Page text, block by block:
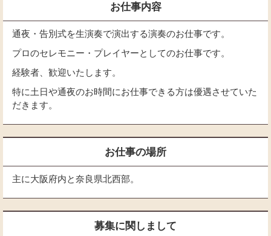
お仕事内容
通夜・告別式を生演奏で演出する演奏のお仕事です。
プロのセレモニー・プレイヤーとしてのお仕事です。
経験者、歓迎いたします。
特に土日や通夜のお時間にお仕事できる方は優遇させていた
だきます。
お仕事の場所
主に大阪府内と奈良県北西部。
募集に関しまして